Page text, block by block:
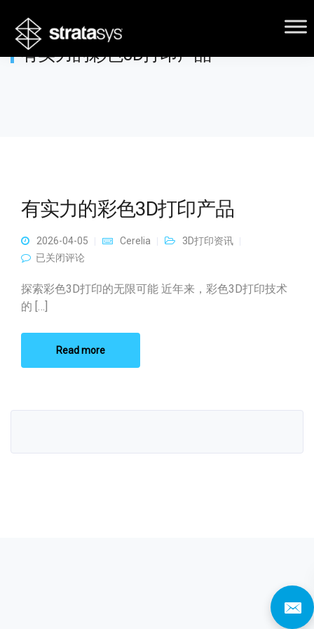
有实力的彩色3D打印产品
有实力的彩色3D打印产品
2026-04-05 Cerelia
3D打印资讯
有实力的彩色3D打印产品
已关闭评论
探索彩色3D打印的无限可能 近年来，彩色3D打印技术
的 […]
Read more